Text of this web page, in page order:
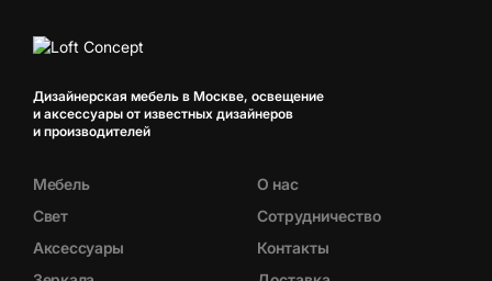
Дизайнерская мебель в Москве, освещение
и аксессуары от известных дизайнеров
и производителей
Мебель
Свет
Аксессуары
О нас
Сотрудничество
Контакты